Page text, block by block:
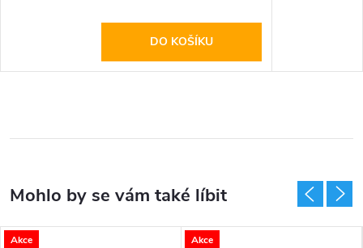
DO KOŠÍKU
Akce Akce